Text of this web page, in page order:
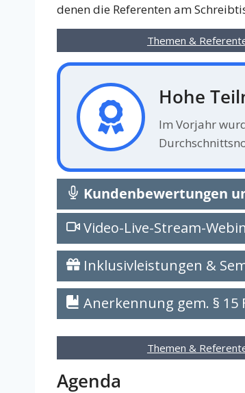
denen die Referenten am
Themen &
Hohe
Im Vorjahr
Kundenbewertungen
Video-Live-Stream-
Inklusivleistungen &
Anerkennung gem. § 15
Themen &
Agenda